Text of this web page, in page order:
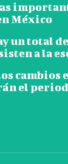
México
un total
a la
cambios
el